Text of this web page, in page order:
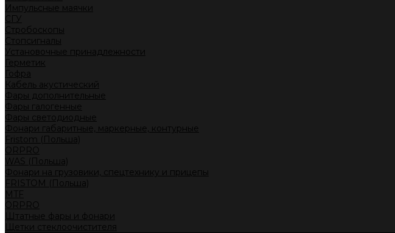
Импульсные маячки
СГУ
Стробоскопы
Стопсигналы
Установочные принадлежности
Герметик
Гофра
Кабель акустический
Фары дополнительные
Фары галогенные
Фары светодиодные
Фонари габаритные, маркерные, контурные
Fristom (Польша)
ORPRO
WAS (Польша)
Фонари на грузовики, спецтехнику и прицепы
FRISTOM (Польша)
MTF
ORPRO
Штатные фары и фонари
Щетки стеклоочистителя